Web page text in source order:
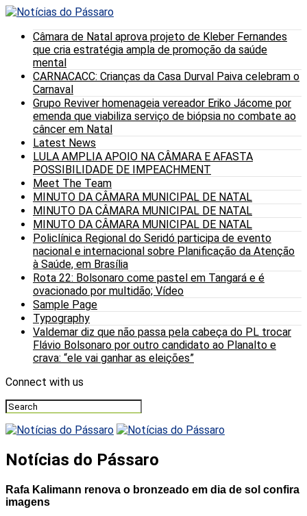
Câmara de Natal aprova projeto de Kleber Fernandes
que cria estratégia ampla de promoção da saúde
mental
CARNACACC: Crianças da Casa Durval Paiva celebram o
Carnaval
Grupo Reviver homenageia vereador Eriko Jácome por
emenda que viabiliza serviço de biópsia no combate ao
câncer em Natal
Latest News
LULA AMPLIA APOIO NA CÂMARA E AFASTA
POSSIBILIDADE DE IMPEACHMENT
Meet The Team
MINUTO DA CÂMARA MUNICIPAL DE NATAL
MINUTO DA CÂMARA MUNICIPAL DE NATAL
MINUTO DA CÂMARA MUNICIPAL DE NATAL
Policlínica Regional do Seridó participa de evento
nacional e internacional sobre Planificação da Atenção
à Saúde, em Brasília
Rota 22: Bolsonaro come pastel em Tangará e é
ovacionado por multidão; Vídeo
Sample Page
Typography
Valdemar diz que não passa pela cabeça do PL trocar
Flávio Bolsonaro por outro candidato ao Planalto e
crava: “ele vai ganhar as eleições”
Connect with us
Notícias do Pássaro
Rafa Kalimann renova o bronzeado em dia de sol confira
imagens